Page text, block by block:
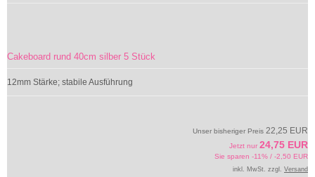
Cakeboard rund 40cm silber 5 Stück
12mm Stärke; stabile Ausführung
Unser bisheriger Preis 22,25 EUR
Jetzt nur 24,75 EUR
Sie sparen -11% / -2,50 EUR
inkl. MwSt. zzgl. Versand